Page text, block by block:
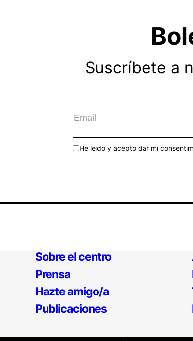
Suscríbete a
He leído y acepto dar mi
Sobre el centro
Prensa
Hazte amigo/a
Publicaciones